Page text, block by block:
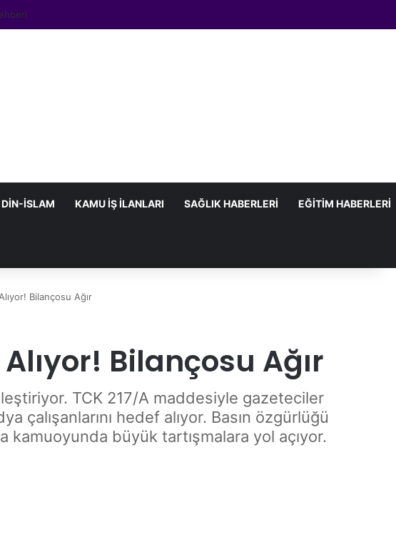
DIN-İSLAM KAMU İŞ İLANLARI SAĞLIK HABERLERI EĞITIM HABERLERI
Bilançosu Ağır
Bilançosu Ağır
TCK 217/A maddesiyle gazeteciler
çalışanlarını hedef alıyor. Basın özgürlüğü
büyük tartışmalara yol açıyor.